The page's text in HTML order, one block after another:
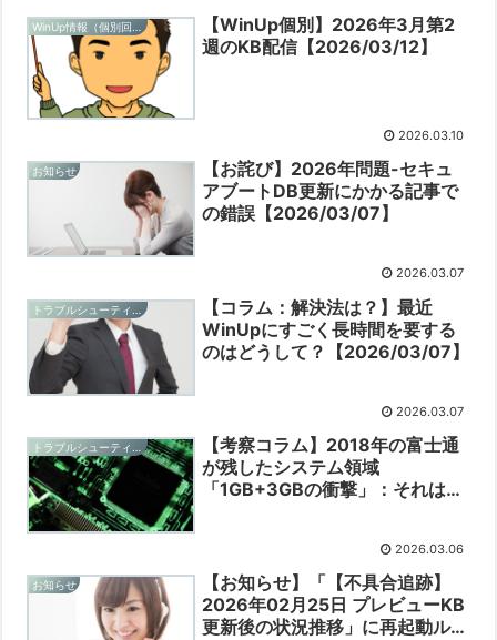
【WinUp個別】2026年3月第2
週のKB配信【2026/03/12】
2026.03.10
お知らせ
【お詫び】2026年問題-セキュ
アブートDB更新にかかる記事で
の錯誤【2026/03/07】
2026.03.07
【コラム：解決法は？】最近
WinUpにすごく長時間を要する
のはどうして？【2026/03/07】
2026.03.07
【考察コラム】2018年の富士通
が残したシステム領域
「1GB+3GBの衝撃」：それはオ
2026.03.06
お知らせ
【お知らせ】「【不具合追跡】
2026年02月25日 プレビューKB
更新後の状況推移」に再起動ルー